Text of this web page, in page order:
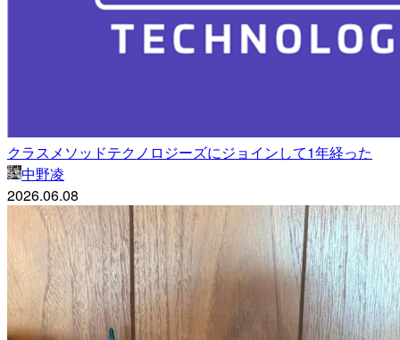
クラスメソッドテクノロジーズにジョインして1年経った
中野凌
2026.06.08